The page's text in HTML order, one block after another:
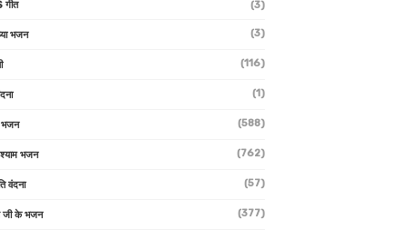
गीत (3)
भजन (3)
(116)
(1)
भजन (588)
भजन (762)
वंदना (57)
जी के भजन (377)